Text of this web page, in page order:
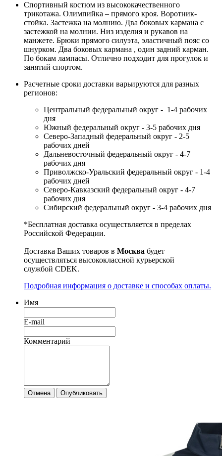
Спортивный костюм из высококачественного
трикотажа. Олимпийка – прямого кроя. Воротник-
стойка. Застежка на молнию. Два боковых кармана с
застежкой на молнии. Низ изделия и рукавов на
манжете. Брюки прямого силуэта, эластичный пояс со
шнурком. Два боковых кармана , один задний карман.
По бокам лампасы. Отлично подходит для прогулок и
занятий спортом.
Расчетные сроки доставки варьируются для разных
регионов:
Центральный федеральный округ - 1-4 рабочих
дня
Южный федеральный округ - 3-5 рабочих дня
Северо-Западный федеральный округ - 2-5
рабочих дней
Дальневосточный федеральный округ - 4-7
рабочих дня
Приволжско-Уральский федеральный округ - 1-4
рабочих дней
Северо-Кавказский федеральный округ - 4-7
рабочих дня
Сибирский федеральный округ - 3-4 рабочих дня
*Бесплатная доставка осуществляется в пределах
Российской Федерации.
Доставка Ваших товаров в Москва будет
осуществляться высококлассной курьерской
службой CDEK.
Подробная информация о доставке и способах оплаты.
Имя
E-mail
Комментарий
Отмена Опубликовать